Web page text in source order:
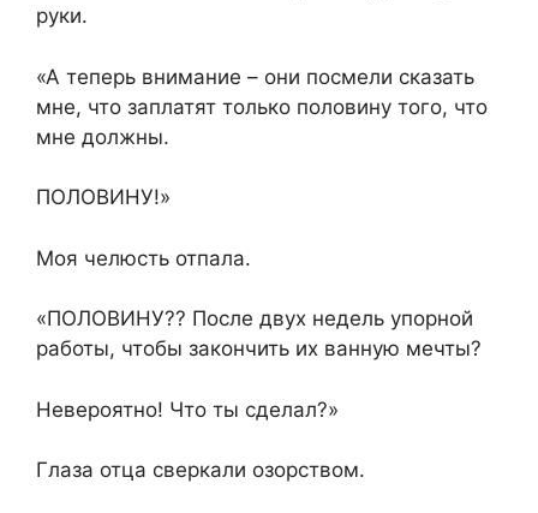
руки.
«А теперь внимание – они посмели сказать
мне, что заплатят только половину того, что
мне должны.
ПОЛОВИНУ!»
Моя челюсть отпала.
«ПОЛОВИНУ?? После двух недель упорной
работы, чтобы закончить их ванную мечты?
Невероятно! Что ты сделал?»
Глаза отца сверкали озорством.